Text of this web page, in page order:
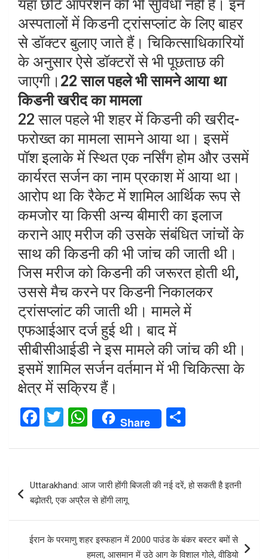
यहां छोटे ऑपरेशन की भी सुविधा नहीं है। इन
अस्पतालों में किडनी ट्रांसप्लांट के लिए बाहर
से डॉक्टर बुलाए जाते हैं। चिकित्साधिकारियों
के अनुसार ऐसे डॉक्टरों से भी पूछताछ की
जाएगी। 22 साल पहले भी सामने आया था
किडनी खरीद का मामला
22 साल पहले भी शहर में किडनी की खरीद-
फरोख्त का मामला सामने आया था। इसमें
पॉश इलाके में स्थित एक नर्सिंग होम और उसमें
कार्यरत सर्जन का नाम प्रकाश में आया था।
आरोप था कि रैकेट में शामिल आर्थिक रूप से
कमजोर या किसी अन्य बीमारी का इलाज
कराने आए मरीज की उसके संबंधित जांचों के
साथ की किडनी की भी जांच की जाती थी।
जिस मरीज को किडनी की जरूरत होती थी,
उससे मैच करने पर किडनी निकालकर
ट्रांसप्लांट की जाती थी। मामले में
एफआईआर दर्ज हुई थी। बाद में
सीबीसीआईडी ने इस मामले की जांच की थी।
इसमें शामिल सर्जन वर्तमान में भी चिकित्सा के
क्षेत्र में सक्रिय हैं।
F
ce
o
k
T
tt
W
h
at
A
p
Share
ar
e
navigation
Uttarakhand: आज जारी होंगी बिजली की नई दरें, हो सकती है इतनी
बढ़ोतरी, एक अप्रैल से होंगी लागू
ईरान के परमाणु शहर इस्फहान में 2000 पाउंड के बंकर बस्टर बमों से
हमला, आसमान में उठे आग के विशाल गोले, वीडियो